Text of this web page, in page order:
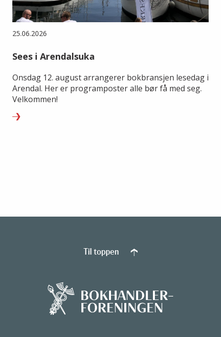
25.06.2026
Sees i Arendalsuka
Onsdag 12. august arrangerer bokbransjen lesedag i
Arendal. Her er programposter alle bør få med seg.
Velkommen!
Til toppen